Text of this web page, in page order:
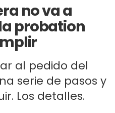
no va a
probation
al pedido del
serie de pasos y
Los detalles.